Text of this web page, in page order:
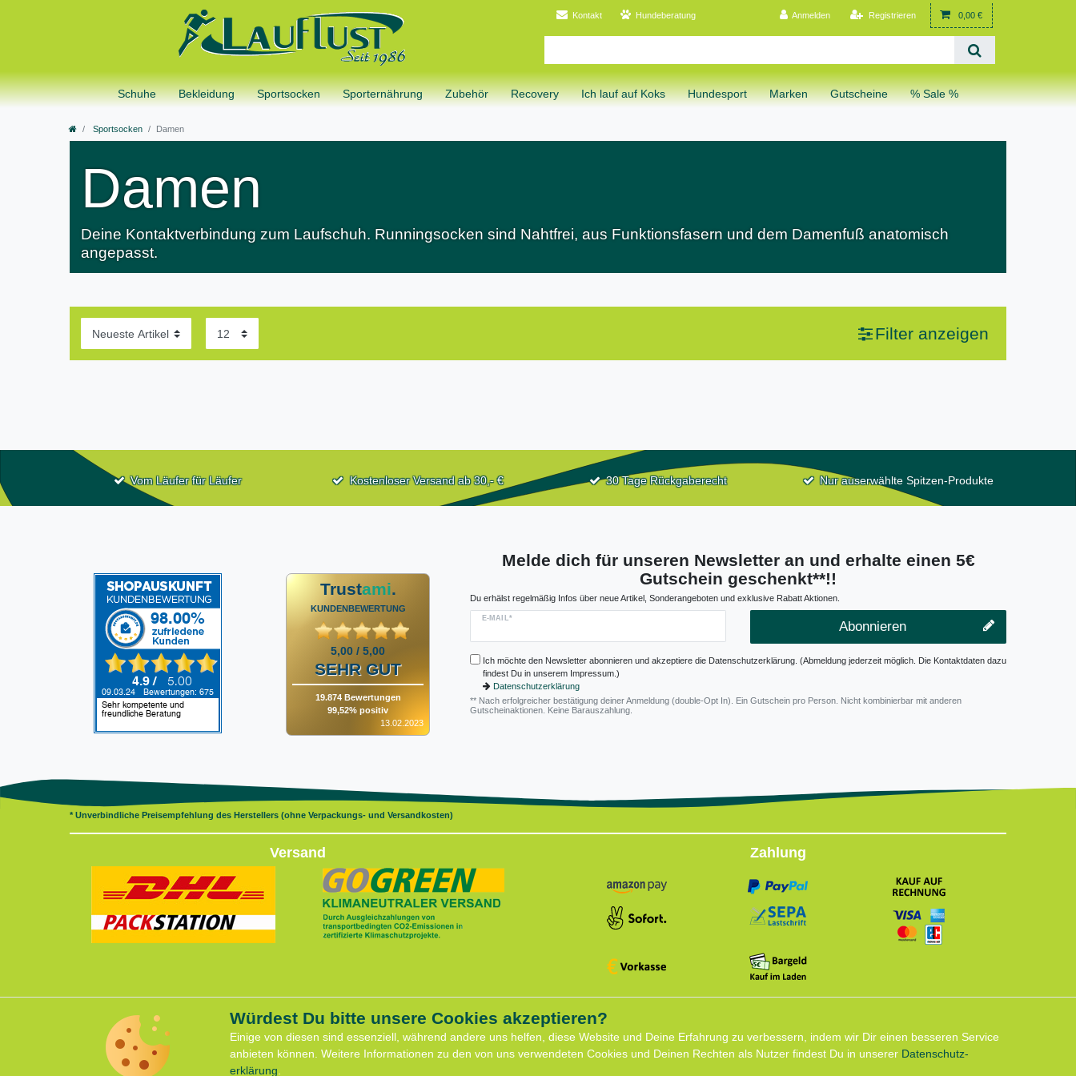
Kontakt Hundeberatung Anmelden Registrieren 0,00 €
Schuhe Bekleidung Sportsocken Sporternährung Zubehör Recovery Ich lauf auf Koks Hundesport Marken Gutscheine % Sale %
Sportsocken Damen
Damen
Deine Kontaktverbindung zum Laufschuh. Runningsocken sind Nahtfrei, aus Funktionsfasern und dem Damenfuß anatomisch
angepasst.
Filter anzeigen
Vom Läufer für Läufer Kostenloser Versand ab 30,- € 30 Tage Rückgaberecht Nur auserwählte Spitzen-Produkte
Trustami.
KUNDENBEWERTUNG
5,00 / 5,00
SEHR GUT
19.874 Bewertungen
99,52% positiv
13.02.2023
Melde dich für unseren Newsletter an und erhalte einen 5€
Gutschein geschenkt**!!
Du erhälst regelmäßig Infos über neue Artikel, Sonderangeboten und exklusive Rabatt Aktionen.
E-MAIL*
Abonnieren
Ich möchte den Newsletter abonnieren und akzeptiere die Datenschutzerklärung. (Abmeldung jederzeit möglich. Die Kontaktdaten dazu
findest Du in unserem Impressum.)
Datenschutzerklärung
** Nach erfolgreicher bestätigung deiner Anmeldung (double-Opt In). Ein Gutschein pro Person. Nicht kombinierbar mit anderen
Gutscheinaktionen. Keine Barauszahlung.
* Unverbindliche Preisempfehlung des Herstellers (ohne Verpackungs- und Versandkosten)
Versand Zahlung
Vertrag widerrufen
Kontaktformular
Service
Anfahrt
Shop
Widerrufs­recht
Würdest Du bitte unsere Cookies akzeptieren?
Einige von diesen sind essenziell, während andere uns helfen, diese Website und Deine Erfahrung zu verbessern, indem wir Dir einen besseren Service
anbieten können. Weitere Informationen zu den von uns verwendeten Cookies und Deinen Rechten als Nutzer findest Du in unserer Daten­schutz­
erklärung